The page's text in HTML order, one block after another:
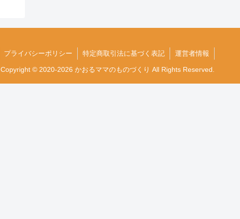
プライバシーポリシー 特定商取引法に基づく表記 運営者情報
Copyright © 2020-2026 かおるママのものづくり All Rights Reserved.